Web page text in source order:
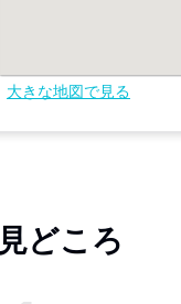
大きな地図で見る
見どころ